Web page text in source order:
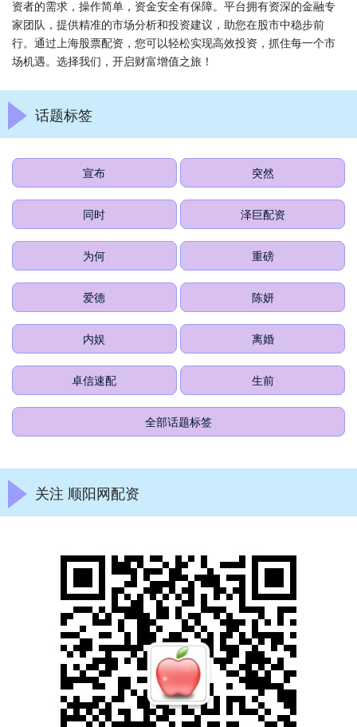
资者的需求，操作简单，资金安全有保障。平台拥有资深的金融专
家团队，提供精准的市场分析和投资建议，助您在股市中稳步前
行。通过上海股票配资，您可以轻松实现高效投资，抓住每一个市
场机遇。选择我们，开启财富增值之旅！
话题标签
宣布 突然
同时 泽巨配资
为何 重磅
爱德 陈妍
内娱 离婚
卓信速配 生前
全部话题标签
关注 顺阳网配资